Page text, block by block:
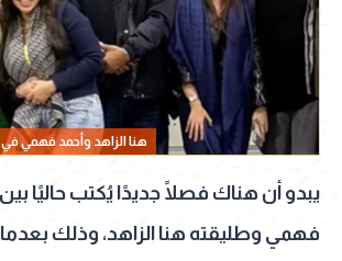
هنا الزاهد وأحمد فهمي
يبدو أن هناك فصلًا جديدًا يُكتب حاليًا
فهمي وطليقته هنا الزاهد، وذلك